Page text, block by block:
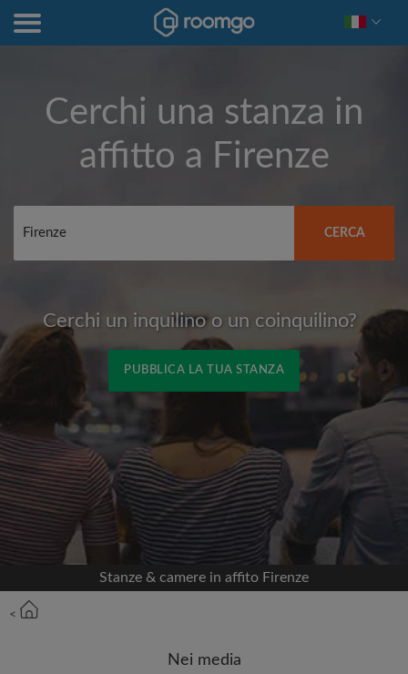
Cerchi una stanza in
affitto a Firenze
CERCA
Cerchi un inquilino o un coinquilino?
PUBBLICA LA TUA STANZA
Non pubblicheremo mai nella tua cronologia
senza il tuo permesso
OPPURE
Affitto max. al mese (€)
Stanze & camere in affito Firenze
<
Nei media